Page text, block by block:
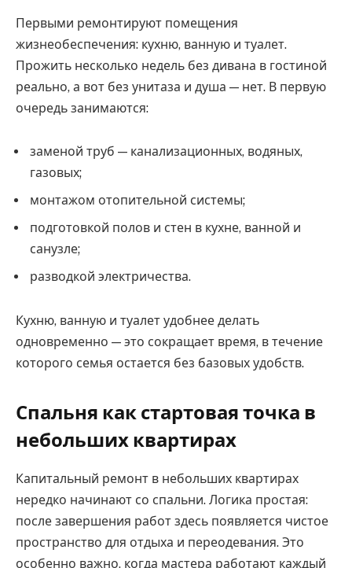
Первыми ремонтируют помещения
жизнеобеспечения: кухню, ванную и туалет.
Прожить несколько недель без дивана в гостиной
реально, а вот без унитаза и душа — нет. В первую
очередь занимаются:
заменой труб — канализационных, водяных,
газовых;
монтажом отопительной системы;
подготовкой полов и стен в кухне, ванной и
санузле;
разводкой электричества.
Кухню, ванную и туалет удобнее делать
одновременно — это сокращает время, в течение
которого семья остается без базовых удобств.
Спальня как стартовая точка в
небольших квартирах
Капитальный ремонт в небольших квартирах
нередко начинают со спальни. Логика простая:
после завершения работ здесь появляется чистое
пространство для отдыха и переодевания. Это
особенно важно, когда мастера работают каждый